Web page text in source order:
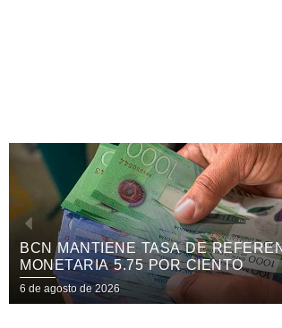
MANTIENE TASA DE REFERENCIA
5.75 POR CIENTO
de 2026